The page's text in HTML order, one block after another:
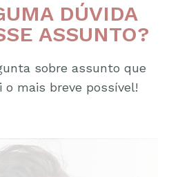
DÚVIDA
ASSUNTO?
sobre assunto que
o mais breve possível!